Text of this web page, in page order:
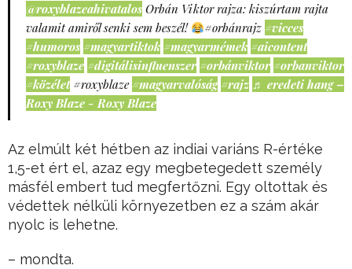
@roxyblazeahivatalos Orbán Viktor rajza: kiszúrtam rajta
valamit amiről senki sem beszél!
#orbánrajz #vicces
#humoros #magyartiktok #magyarmémek #aicontent
#roxyblaze #digitálisinfluenszer #orbánviktor #orbanviktor
#közélet #roxyblaze #magyarvalóság #rajz ♬ eredeti hang –
Roxy Blaze - Roxy Blaze
Az elmúlt két hétben az indiai variáns R-értéke
1,5-et ért el, azaz egy megbetegedett személy
másfél embert tud megfertőzni. Egy oltottak és
védettek nélküli környezetben ez a szám akár
nyolc is lehetne.
– mondta.